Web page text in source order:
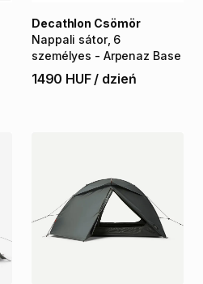
Nappali sátor​,​ 6
személyes - Arpenaz Base
Decathlon Csömör
1490 HUF / dzień